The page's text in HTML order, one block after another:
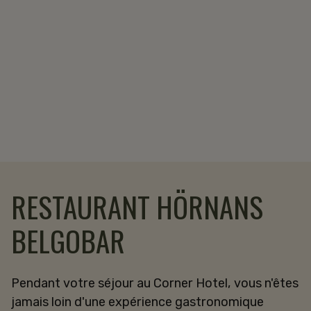
RESTAURANT HÖRNANS
BELGOBAR
Pendant votre séjour au Corner Hotel, vous n'êtes
jamais loin d'une expérience gastronomique